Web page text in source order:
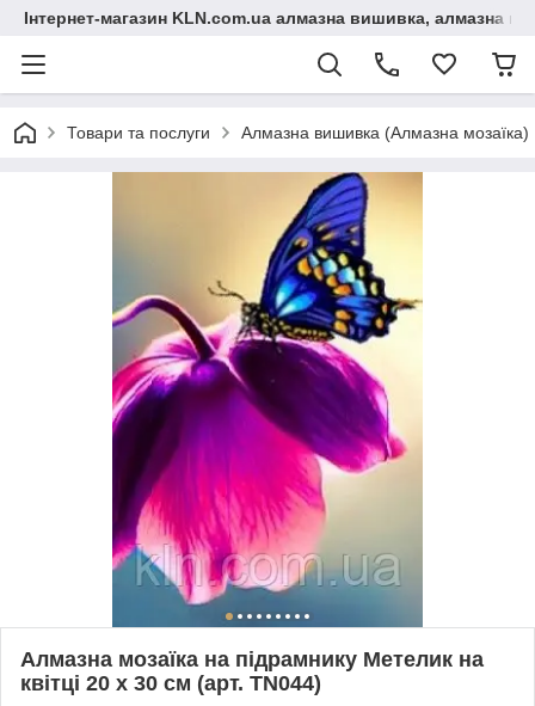
Інтернет-магазин KLN.com.ua алмазна вишивка, алмазна
Товари та послуги Алмазна вишивка (Алмазна мозаїка)
Алмазна мозаїка на підрамнику Метелик на
квітці 20 х 30 см (арт. TN044)